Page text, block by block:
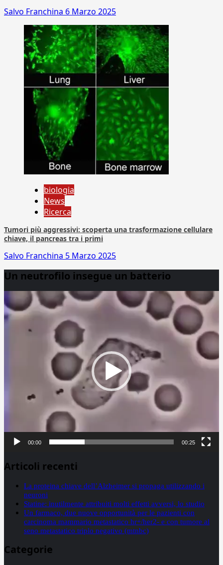
Salvo Franchina 6 Marzo 2025
biologia
News
Ricerca
Tumori più aggressivi: scoperta una trasformazione cellulare
chiave, il pancreas tra i primi
Salvo Franchina 5 Marzo 2025
Un neutrofilo insegue un batterio
Player
00:00 00:25
Articoli recenti
La proteina chiave dell’Alzheimer si propaga utilizzando i
neuroni
Statine: inutilmente attribuiti molti effetti avversi, lo studio
Un farmaco, due nuove opportunità per le pazienti con
carcinoma mammario metastatico hr+/her2- e con tumore al
seno metastatico triplo negativo (mtnbc)
Categorie